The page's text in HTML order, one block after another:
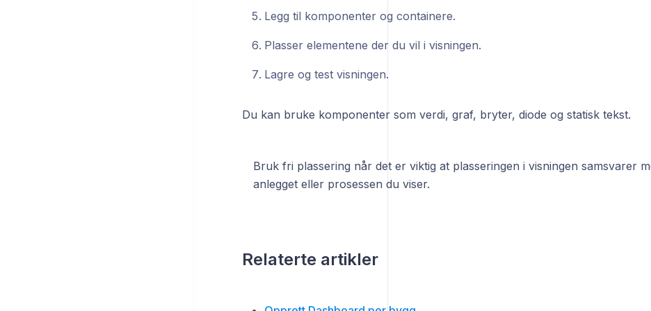
Legg til komponenter og containere.
Plasser elementene der du vil i visningen.
Lagre og test visningen.
Du kan bruke komponenter som verdi, graf, bryter, diode og statisk tekst.
Bruk fri plassering når det er viktig at plasseringen i visningen samsvarer
anlegget eller prosessen du viser.
Relaterte artikler